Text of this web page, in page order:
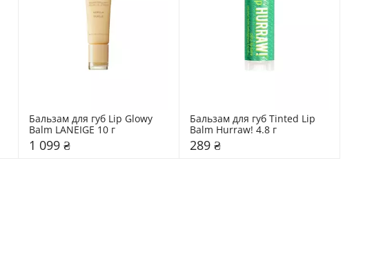
Бальзам для губ Lip Glowy
Balm LANEIGE 10 г
1 099 ₴
Бальзам для губ Tinted Lip
Balm Hurraw! 4.8 г
289 ₴